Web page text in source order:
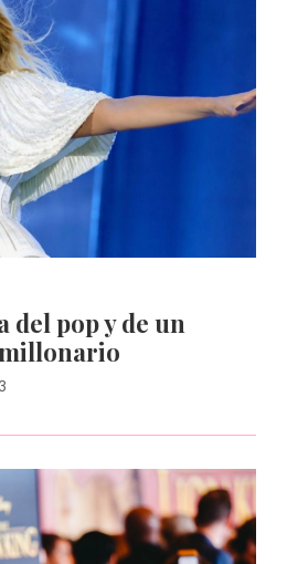
del pop y de un